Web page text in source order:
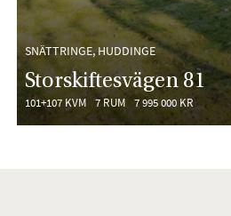
SNÄTTRINGE, HUDDINGE
Storskiftesvägen 81
101+107 KVM 7 RUM 7 995 000 KR